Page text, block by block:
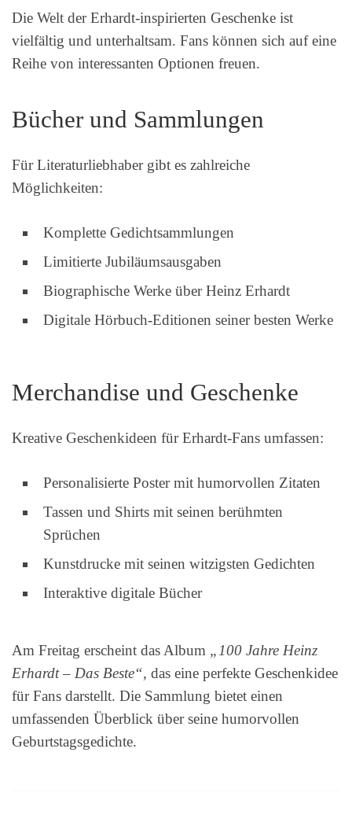
Die Welt der Erhardt-inspirierten Geschenke ist
vielfältig und unterhaltsam. Fans können sich auf eine
Reihe von interessanten Optionen freuen.
Bücher und Sammlungen
Für Literaturliebhaber gibt es zahlreiche
Möglichkeiten:
Komplette Gedichtsammlungen
Limitierte Jubiläumsausgaben
Biographische Werke über Heinz Erhardt
Digitale Hörbuch-Editionen seiner besten Werke
Merchandise und Geschenke
Kreative Geschenkideen für Erhardt-Fans umfassen:
Personalisierte Poster mit humorvollen Zitaten
Tassen und Shirts mit seinen berühmten
Sprüchen
Kunstdrucke mit seinen witzigsten Gedichten
Interaktive digitale Bücher
Am Freitag erscheint das Album „100 Jahre Heinz
Erhardt – Das Beste“, das eine perfekte Geschenkidee
für Fans darstellt. Die Sammlung bietet einen
umfassenden Überblick über seine humorvollen
Geburtstagsgedichte.